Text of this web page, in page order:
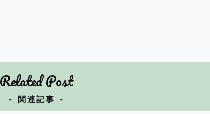
Related Post
- 関連記事 -